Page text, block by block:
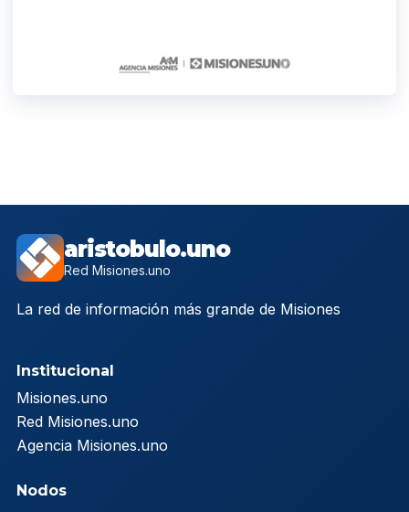
aristobulo.uno
Red Misiones.uno
La red de información más grande de Misiones
Institucional
Misiones.uno
Red Misiones.uno
Agencia Misiones.uno
Nodos